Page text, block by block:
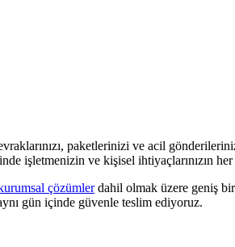
paketlerinizi ve acil
işletmenizin ve kişisel ihtiyaçlarınızın
çözümlerdahil olmak üzere geniş bir
gün içinde güvenle teslim ediyoruz.